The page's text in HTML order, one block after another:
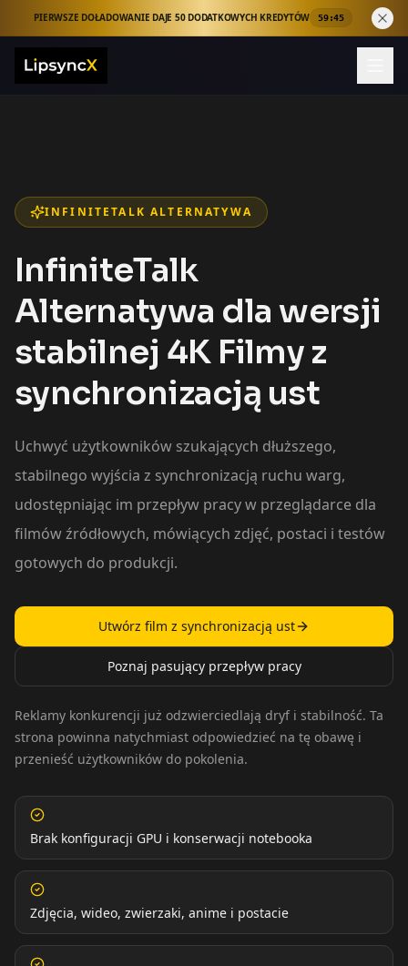
PIERWSZE DOŁADOWANIE DAJE 50 DODATKOWYCH KREDYTÓW 59:43
INFINITETALK ALTERNATYWA
InfiniteTalk
Alternatywa dla wersji
stabilnej 4K Filmy z
synchronizacją ust
Uchwyć użytkowników szukających dłuższego,
stabilnego wyjścia z synchronizacją ruchu warg,
udostępniając im przepływ pracy w przeglądarce dla
filmów źródłowych, mówiących zdjęć, postaci i testów
gotowych do produkcji.
Utwórz film z synchronizacją ust
Poznaj pasujący przepływ pracy
Reklamy konkurencji już odzwierciedlają dryf i stabilność. Ta
strona powinna natychmiast odpowiedzieć na tę obawę i
przenieść użytkowników do pokolenia.
Brak konfiguracji GPU i konserwacji notebooka
Zdjęcia, wideo, zwierzaki, anime i postacie